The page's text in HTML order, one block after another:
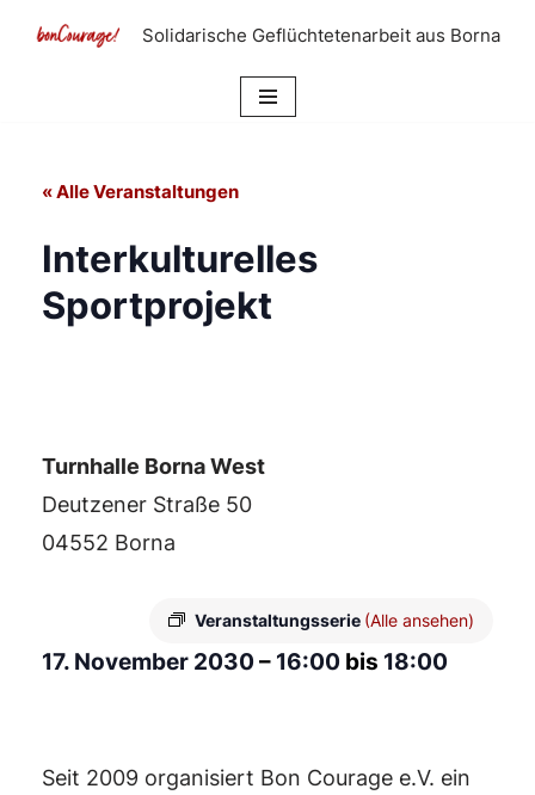
Solidarische Geflüchtetenarbeit aus Borna
« Alle Veranstaltungen
Interkulturelles
Sportprojekt
Turnhalle Borna West
Deutzener Straße 50
04552 Borna
Veranstaltungsserie (Alle ansehen)
17. November 2030 – 16:00 bis 18:00
Seit 2009 organisiert Bon Courage e.V. ein